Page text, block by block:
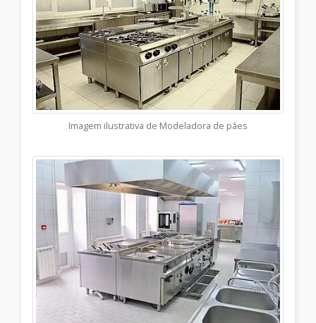
Imagem ilustrativa de Modeladora de pães